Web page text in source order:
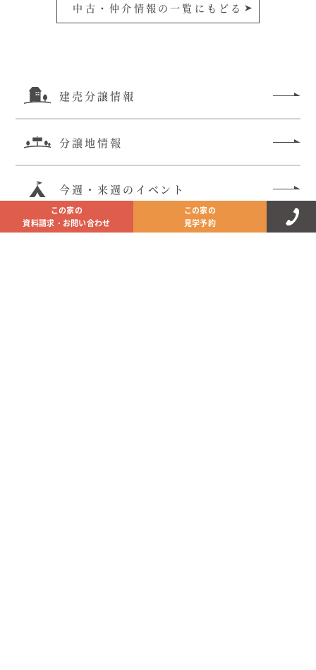
この家の
資料請求・お問い合わせ
この家の
見学予約
中古・仲介情報の一覧にもどる
建売分譲情報
分譲地情報
今週・来週のイベント
むぎくら>中古・仲介情報
矢板市東町 中古住